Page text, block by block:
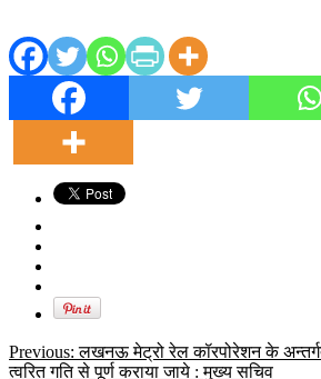
Previous: लखनऊ मेट्रो रेल कॉरपोरेशन के अन्तर्गत
त्वरित गति से पूर्ण कराया जाये : मुख्य सचिव